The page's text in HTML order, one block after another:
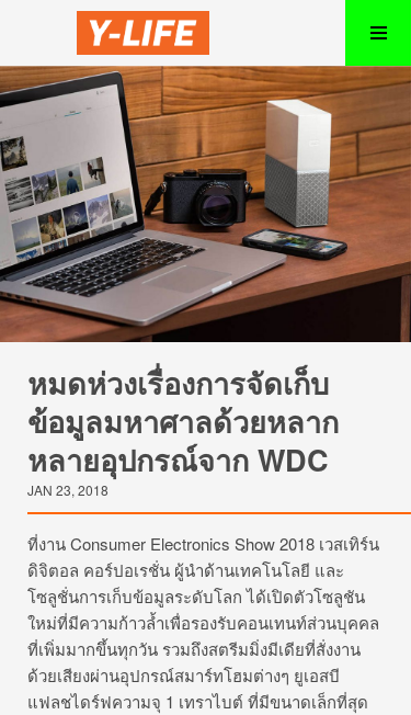
หมดห่วงเรื่องการจัดเก็บ
ข้อมูลมหาศาลด้วยหลาก
หลายอุปกรณ์จาก WDC
JAN 23, 2018
ที่งาน Consumer Electronics Show 2018 เวสเทิร์น
ดิจิตอล คอร์ปอเรชั่น ผู้นำด้านเทคโนโลยี และ
โซลูชั่นการเก็บข้อมูลระดับโลก ได้เปิดตัวโซลูชัน
ใหม่ที่มีความก้าวล้ำเพื่อรองรับคอนเทนท์ส่วนบุคคล
ที่เพิ่มมากขึ้นทุกวัน รวมถึงสตรีมมิ่งมีเดียที่สั่งงาน
ด้วยเสียงผ่านอุปกรณ์สมาร์ทโฮมต่างๆ ยูเอสบี
แฟลชไดร์ฟความจุ 1 เทราไบต์ ที่มีขนาดเล็กที่สุด